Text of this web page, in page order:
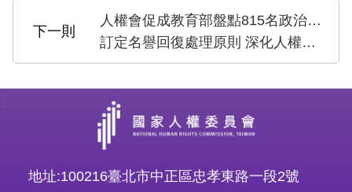
站
資
人權會促成教育部盤點815名政治受難者
訂定名譽回復處理原則 深化人權教育社會和解
地址:100216臺北市中正區忠孝東路一段2號